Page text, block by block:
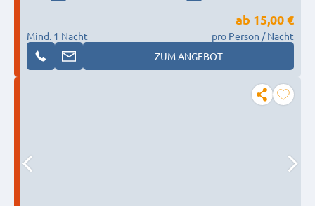
Mind. 1 Nacht
ab 15,00 €
pro Person / Nacht
ZUM ANGEBOT